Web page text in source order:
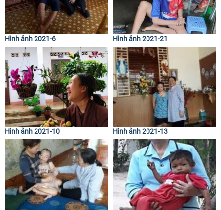
Hình ảnh 2021-6 Hình ảnh 2021-21
Hình ảnh 2021-10 Hình ảnh 2021-13